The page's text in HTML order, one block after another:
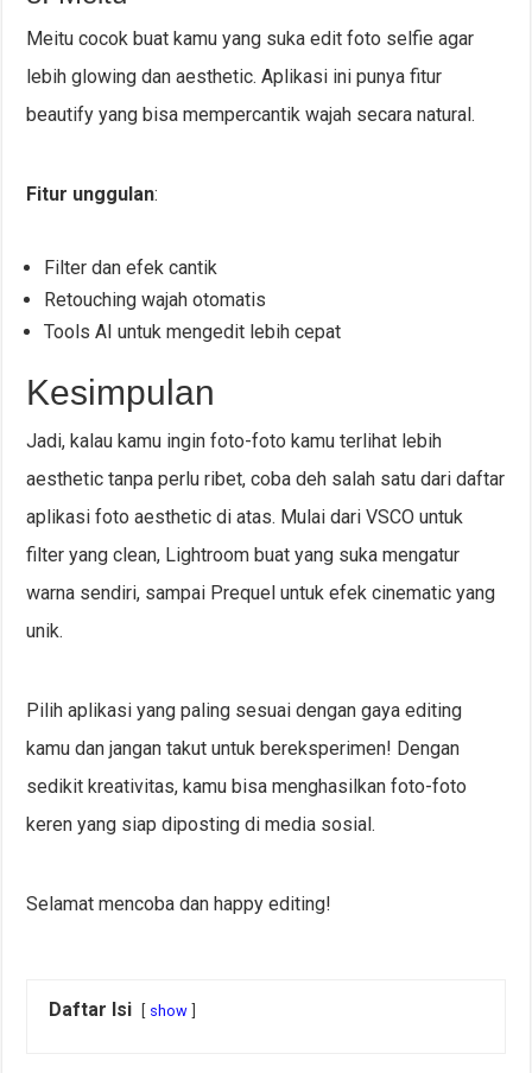
Meitu cocok buat kamu yang suka edit foto selfie agar
lebih glowing dan aesthetic. Aplikasi ini punya fitur
beautify yang bisa mempercantik wajah secara natural.
Fitur unggulan:
Filter dan efek cantik
Retouching wajah otomatis
Tools AI untuk mengedit lebih cepat
Kesimpulan
Jadi, kalau kamu ingin foto-foto kamu terlihat lebih
aesthetic tanpa perlu ribet, coba deh salah satu dari daftar
aplikasi foto aesthetic di atas. Mulai dari VSCO untuk
filter yang clean, Lightroom buat yang suka mengatur
warna sendiri, sampai Prequel untuk efek cinematic yang
unik.
Pilih aplikasi yang paling sesuai dengan gaya editing
kamu dan jangan takut untuk bereksperimen! Dengan
sedikit kreativitas, kamu bisa menghasilkan foto-foto
keren yang siap diposting di media sosial.
Selamat mencoba dan happy editing!
Daftar Isi show